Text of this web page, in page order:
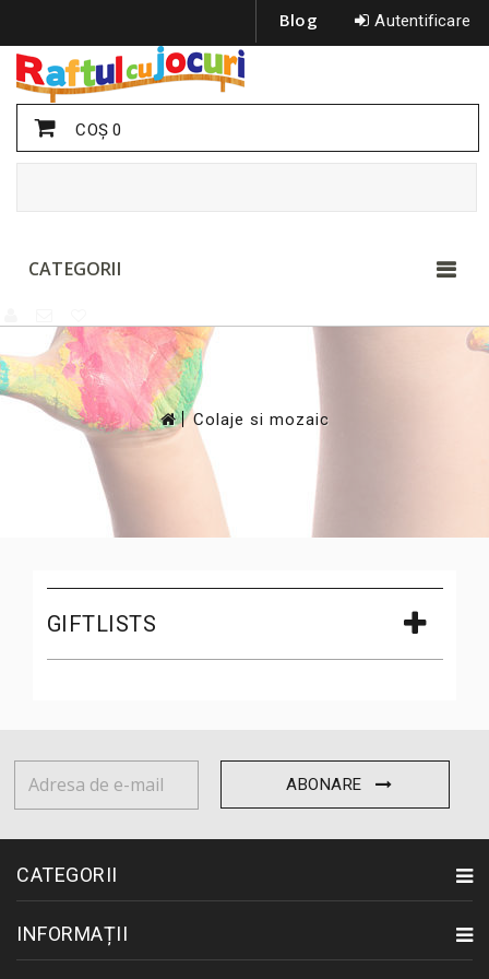
Autentificare
Blog
COŞ0
CATEGORII
>
Colaje si mozaic
GIFTLISTS
ABONARE
CATEGORII
INFORMAȚII